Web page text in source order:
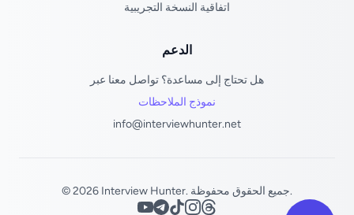
اتفاقية النسخة التجريبية
الدعم
هل تحتاج إلى مساعدة؟ تواصل معنا عبر
نموذج الملاحظات
info@interviewhunter.net
© 2026 Interview Hunter. جميع الحقوق محفوظة.